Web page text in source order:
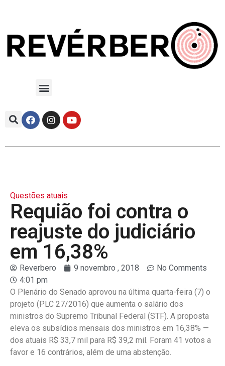
Questões atuais
Requião foi contra o
reajuste do judiciário
em 16,38%
Reverbero 9 novembro , 2018
No Comments
4:01 pm
O Plenário do Senado aprovou na última quarta-feira (7) o
projeto (PLC 27/2016) que aumenta o salário dos
ministros do Supremo Tribunal Federal (STF). A proposta
eleva os subsídios mensais dos ministros em 16,38% —
dos atuais R$ 33,7 mil para R$ 39,2 mil. Foram 41 votos a
favor e 16 contrários, além de uma abstenção.